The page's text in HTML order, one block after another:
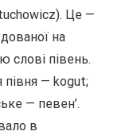
Це —
на
слові півень.
півня — kogut;
— певен’.
в